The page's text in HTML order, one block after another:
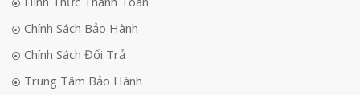
Chính Sách Bảo Hành
Chính Sách Đổi Trả
Trung Tâm Bảo Hành